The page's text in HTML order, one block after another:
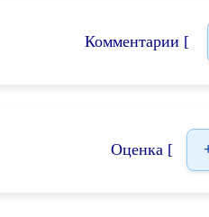
Комментарии [
Оценка [